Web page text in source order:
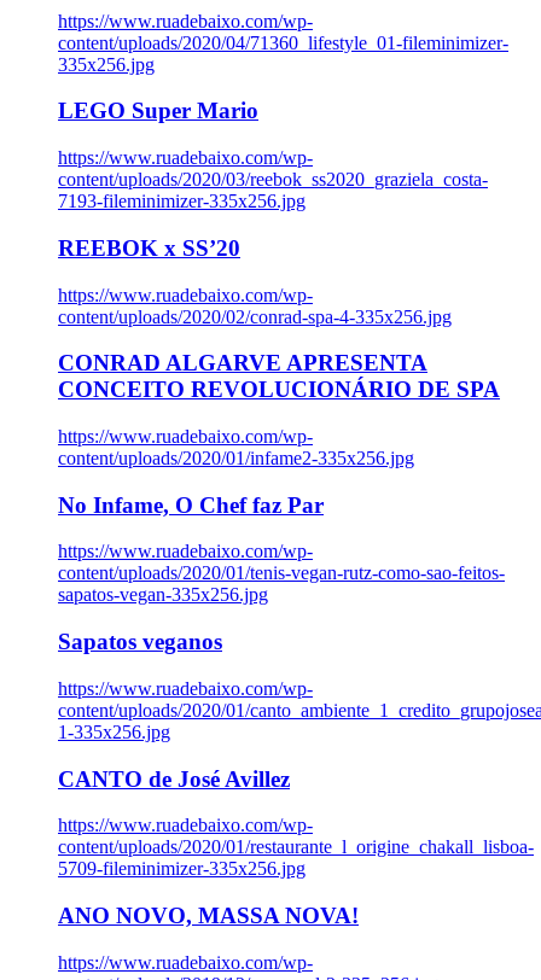
https://www.ruadebaixo.com/wp-
content/uploads/2020/04/71360_lifestyle_01-fileminimizer-
335x256.jpg
LEGO Super Mario
https://www.ruadebaixo.com/wp-
content/uploads/2020/03/reebok_ss2020_graziela_costa-
7193-fileminimizer-335x256.jpg
REEBOK x SS’20
https://www.ruadebaixo.com/wp-
content/uploads/2020/02/conrad-spa-4-335x256.jpg
CONRAD ALGARVE APRESENTA
CONCEITO REVOLUCIONÁRIO DE SPA
https://www.ruadebaixo.com/wp-
content/uploads/2020/01/infame2-335x256.jpg
No Infame, O Chef faz Par
https://www.ruadebaixo.com/wp-
content/uploads/2020/01/tenis-vegan-rutz-como-sao-feitos-
sapatos-vegan-335x256.jpg
Sapatos veganos
https://www.ruadebaixo.com/wp-
content/uploads/2020/01/
1-335x256.jpg
CANTO de José Avillez
https://www.ruadebaixo.com/wp-
content/uploads/2020/01/restaurante_l_origine_chakall_lisboa-
5709-fileminimizer-335x256.jpg
ANO NOVO, MASSA NOVA!
https://www.ruadebaixo.com/wp-